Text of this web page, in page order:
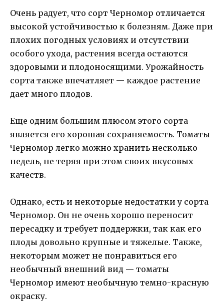
Очень радует, что сорт Черномор отличается
высокой устойчивостью к болезням. Даже при
плохих погодных условиях и отсутствии
особого ухода, растения всегда остаются
здоровыми и плодоносящими. Урожайность
сорта также впечатляет — каждое растение
дает много плодов.
Еще одним большим плюсом этого сорта
является его хорошая сохраняемость. Томаты
Черномор легко можно хранить несколько
недель, не теряя при этом своих вкусовых
качеств.
Однако, есть и некоторые недостатки у сорта
Черномор. Он не очень хорошо переносит
пересадку и требует поддержки, так как его
плоды довольно крупные и тяжелые. Также,
некоторым может не понравиться его
необычный внешний вид — томаты
Черномор имеют необычную темно-красную
окраску.